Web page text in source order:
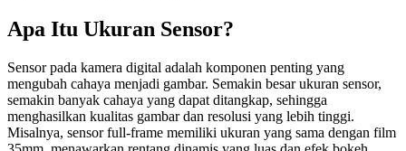
Apa Itu Ukuran Sensor?
Sensor pada kamera digital adalah komponen penting yang
mengubah cahaya menjadi gambar. Semakin besar ukuran sensor,
semakin banyak cahaya yang dapat ditangkap, sehingga
menghasilkan kualitas gambar dan resolusi yang lebih tinggi.
Misalnya, sensor full-frame memiliki ukuran yang sama dengan film